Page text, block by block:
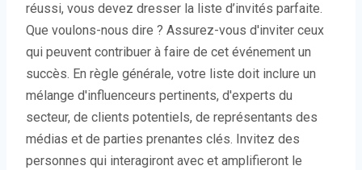
réussi, vous devez dresser la liste d’invités parfaite.
Que voulons-nous dire ? Assurez-vous d'inviter ceux
qui peuvent contribuer à faire de cet événement un
succès. En règle générale, votre liste doit inclure un
mélange d'influenceurs pertinents, d'experts du
secteur, de clients potentiels, de représentants des
médias et de parties prenantes clés. Invitez des
personnes qui interagiront avec et amplifieront le